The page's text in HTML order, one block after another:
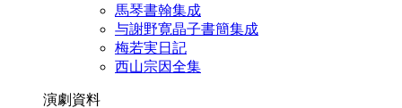
馬琴書翰集成
与謝野寛晶子書簡集成
梅若実日記
西山宗因全集
演劇資料